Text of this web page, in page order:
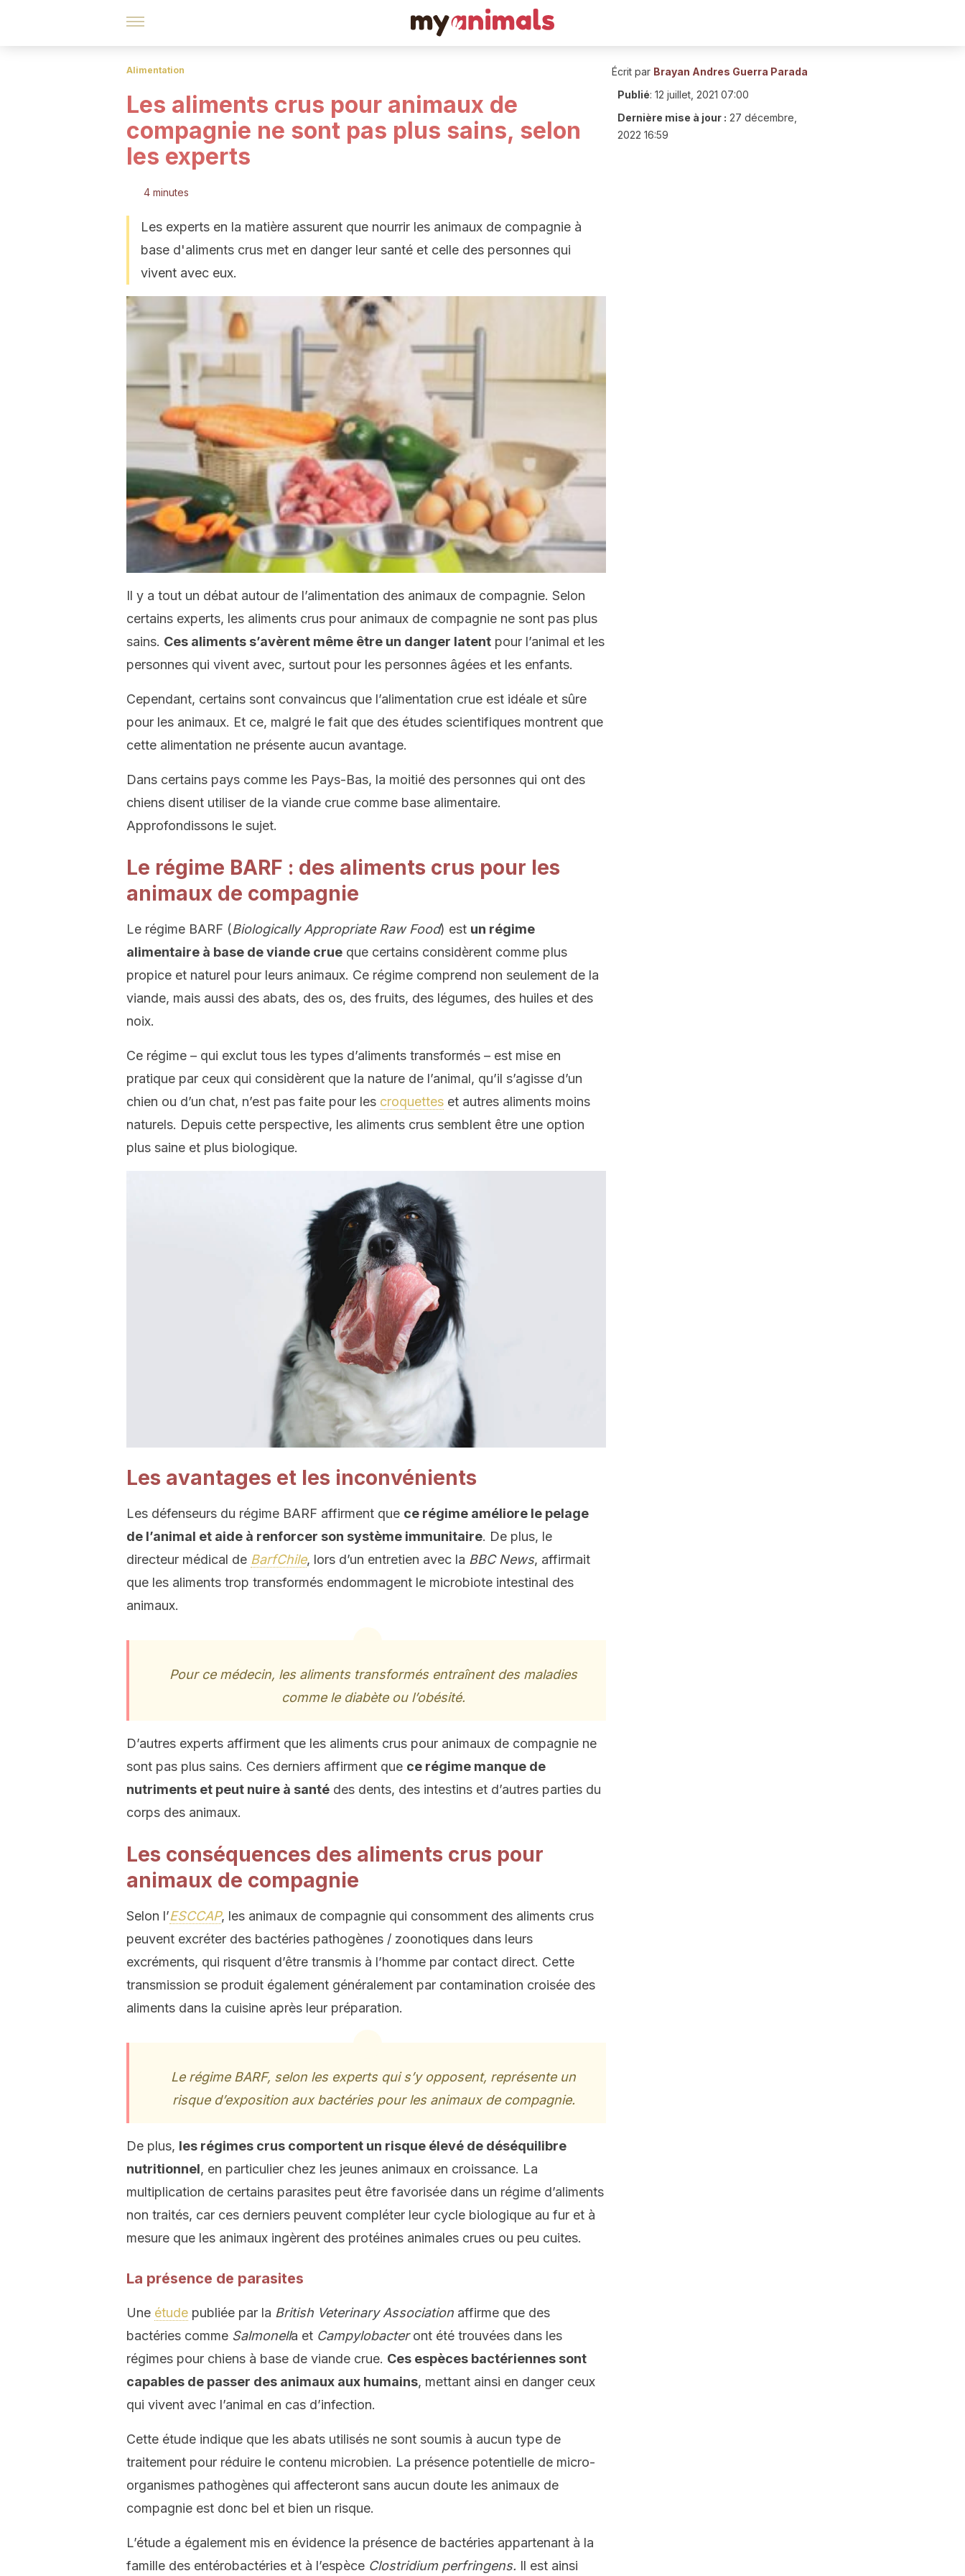
Alimentation
Les aliments crus pour animaux de
compagnie ne sont pas plus sains, selon
les experts
4 minutes
Les experts en la matière assurent que nourrir les animaux de compagnie à
base d'aliments crus met en danger leur santé et celle des personnes qui
vivent avec eux.
Il y a tout un débat autour de l’alimentation des animaux de compagnie. Selon
certains experts, les aliments crus pour animaux de compagnie ne sont pas plus
sains. Ces aliments s’avèrent même être un danger latent pour l’animal et les
personnes qui vivent avec, surtout pour les personnes âgées et les enfants.
Cependant, certains sont convaincus que l’alimentation crue est idéale et sûre
pour les animaux. Et ce, malgré le fait que des études scientifiques montrent que
cette alimentation ne présente aucun avantage.
Dans certains pays comme les Pays-Bas, la moitié des personnes qui ont des
chiens disent utiliser de la viande crue comme base alimentaire.
Approfondissons le sujet.
Le régime BARF : des aliments crus pour les
animaux de compagnie
Le régime BARF (Biologically Appropriate Raw Food) est un régime
alimentaire à base de viande crue que certains considèrent comme plus
propice et naturel pour leurs animaux. Ce régime comprend non seulement de la
viande, mais aussi des abats, des os, des fruits, des légumes, des huiles et des
noix.
Ce régime – qui exclut tous les types d’aliments transformés – est mise en
pratique par ceux qui considèrent que la nature de l’animal, qu’il s’agisse d’un
chien ou d’un chat, n’est pas faite pour les croquettes et autres aliments moins
naturels. Depuis cette perspective, les aliments crus semblent être une option
plus saine et plus biologique.
Les avantages et les inconvénients
Les défenseurs du régime BARF affirment que ce régime améliore le pelage
de l’animal et aide à renforcer son système immunitaire. De plus, le
directeur médical de BarfChile, lors d’un entretien avec la BBC News, affirmait
que les aliments trop transformés endommagent le microbiote intestinal des
animaux.
Pour ce médecin, les aliments transformés entraînent des maladies
comme le diabète ou l’obésité.
D’autres experts affirment que les aliments crus pour animaux de compagnie ne
sont pas plus sains. Ces derniers affirment que ce régime manque de
nutriments et peut nuire à santé des dents, des intestins et d’autres parties du
corps des animaux.
Les conséquences des aliments crus pour
animaux de compagnie
Selon l’ESCCAP, les animaux de compagnie qui consomment des aliments crus
peuvent excréter des bactéries pathogènes / zoonotiques dans leurs
excréments, qui risquent d’être transmis à l’homme par contact direct. Cette
transmission se produit également généralement par contamination croisée des
aliments dans la cuisine après leur préparation.
Le régime BARF, selon les experts qui s’y opposent, représente un
risque d’exposition aux bactéries pour les animaux de compagnie.
De plus, les régimes crus comportent un risque élevé de déséquilibre
nutritionnel, en particulier chez les jeunes animaux en croissance. La
multiplication de certains parasites peut être favorisée dans un régime d’aliments
non traités, car ces derniers peuvent compléter leur cycle biologique au fur et à
mesure que les animaux ingèrent des protéines animales crues ou peu cuites.
La présence de parasites
Une étude publiée par la British Veterinary Association affirme que des
bactéries comme Salmonella et Campylobacteront été trouvées dans les
régimes pour chiens à base de viande crue. Ces espèces bactériennes sont
capables de passer des animaux aux humains, mettant ainsi en danger ceux
qui vivent avec l’animal en cas d’infection.
Cette étude indique que les abats utilisés ne sont soumis à aucun type de
traitement pour réduire le contenu microbien. La présence potentielle de micro-
organismes pathogènes qui affecteront sans aucun doute les animaux de
compagnie est donc bel et bien un risque.
L’étude a également mis en évidence la présence de bactéries appartenant à la
famille des entérobactéries et à l’espèce Clostridium perfringens. Il est ainsi
Écrit par Brayan Andres Guerra Parada
Publié: 12 juillet, 2021 07:00
Dernière mise à jour : 27 décembre,
2022 16:59